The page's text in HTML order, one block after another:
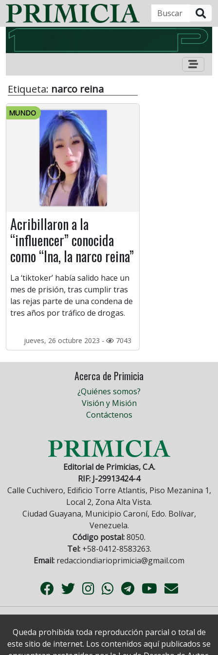
Etiqueta: narco reina
MUNDO
Acribillaron a la
“influencer” conocida
como “Ina, la narco reina”
La ‘tiktoker’ había salido hace un
mes de prisión, tras cumplir tras
las rejas parte de una condena de
tres años por tráfico de drogas.
jueves, 26 octubre 2023 - 7043
Acerca de Primicia
¿Quiénes somos?
Visión y Misión
Contáctenos
Editorial de Primicias, C.A.
RIF: J-29913424-4
Calle Cuchivero, Edificio Torre Atlantis, Piso Mezanina 1,
Local 2, Zona Alta Vista.
Ciudad Guayana, Municipio Caroní, Edo. Bolívar,
Venezuela.
Código postal:8050.
Tel:+58-0412-8583263.
Email: redacciondiarioprimicia@gmail.com
Queda prohibida toda reproducción parcial o total de
este sitio de internet. Los contenidos aquí publicados se